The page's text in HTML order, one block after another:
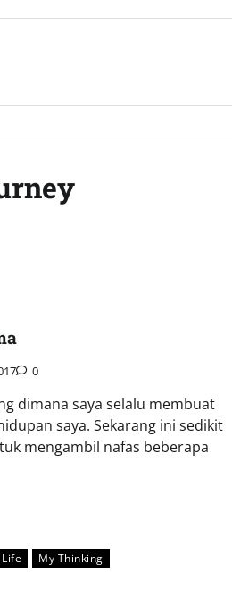
0
dimana saya selalu membuat
saya. Sekarang ini sedikit
mengambil nafas beberapa
Life My Thinking